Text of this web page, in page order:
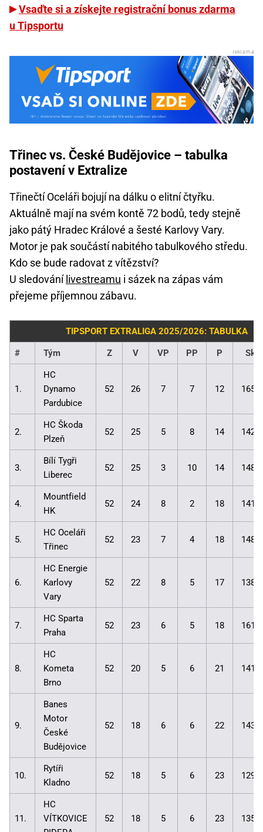
Vsaďte si a získejte registrační bonus zdarma
u Tipsportu
Třinec vs. České Budějovice – tabulka
postavení v Extralize
Třinečtí Oceláři bojují na dálku o elitní čtyřku.
Aktuálně mají na svém kontě 72 bodů, tedy stejně
jako pátý Hradec Králové a šesté Karlovy Vary.
Motor je pak součástí nabitého tabulkového středu.
Kdo se bude radovat z vítězství?
U sledování livestreamu i sázek na zápas vám
přejeme příjemnou zábavu.
TIPSPORT EXTRALIGA 2025/2026: TABULKA
# Tým Z V VP PP P
1.
HC
Dynamo
Pardubice
52 26 7 7 12
2.
HC Škoda
Plzeň
52 25 5 8 14
3.
Bílí Tygři
Liberec
52 25 3 10 14
4.
Mountfield
HK
52 24 8 2 18
5.
HC Oceláři
Třinec
52 23 7 4 18
6.
HC Energie
Karlovy
Vary
52 22 8 5 17
7.
HC Sparta
Praha
52 23 6 5 18
8.
HC
Kometa
Brno
52 20 5 6 21
9.
Banes
Motor
České
Budějovice
52 18 6 6 22
10.
Rytíři
Kladno
52 18 5 6 23
11.
HC
VÍTKOVICE
52 18 5 6 23